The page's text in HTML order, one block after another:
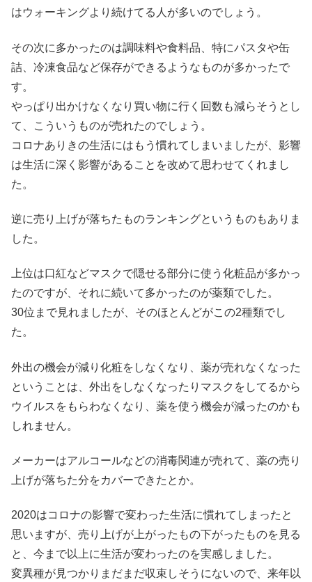
はウォーキングより続けてる人が多いのでしょう。
その次に多かったのは調味料や食料品、特にパスタや缶
詰、冷凍食品など保存ができるようなものが多かったで
す。
やっぱり出かけなくなり買い物に行く回数も減らそうとし
て、こういうものが売れたのでしょう。
コロナありきの生活にはもう慣れてしまいましたが、影響
は生活に深く影響があることを改めて思わせてくれまし
た。
逆に売り上げが落ちたものランキングというものもありま
した。
上位は口紅などマスクで隠せる部分に使う化粧品が多かっ
たのですが、それに続いて多かったのが薬類でした。
30位まで見れましたが、そのほとんどがこの2種類でし
た。
外出の機会が減り化粧をしなくなり、薬が売れなくなった
ということは、外出をしなくなったりマスクをしてるから
ウイルスをもらわなくなり、薬を使う機会が減ったのかも
しれません。
メーカーはアルコールなどの消毒関連が売れて、薬の売り
上げが落ちた分をカバーできたとか。
2020はコロナの影響で変わった生活に慣れてしまったと
思いますが、売り上げが上がったもの下がったものを見る
と、今まで以上に生活が変わったのを実感しました。
変異種が見つかりまだまだ収束しそうにないので、来年以